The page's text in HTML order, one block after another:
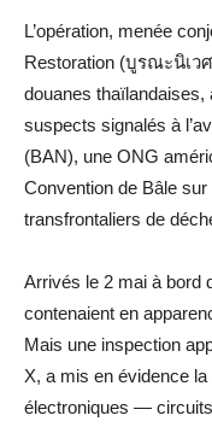
L’opération, menée
Restoration (บูรณะนิเว
douanes thaïlandaises,
suspects signalés à
(BAN), une ONG
Convention de Bâle
transfrontaliers de
Arrivés le 2 mai à bord
contenaient en
Mais une inspection
X, a mis en évidence
électroniques —